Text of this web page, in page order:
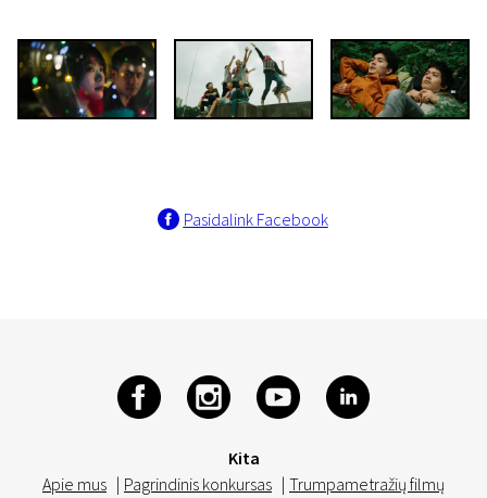
Pasidalink Facebook
Kita
Apie mus | Pagrindinis konkursas | Trumpametražių filmų